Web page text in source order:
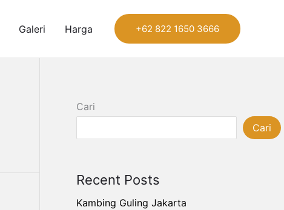
Galeri Harga +62 822 1650 3666
Cari
Cari
Recent Posts
Kambing Guling Jakarta